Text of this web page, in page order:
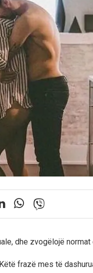
dhe zvogëlojë
frazë mes të